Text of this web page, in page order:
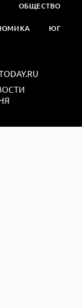
ОБЩЕСТВО
ЮГ